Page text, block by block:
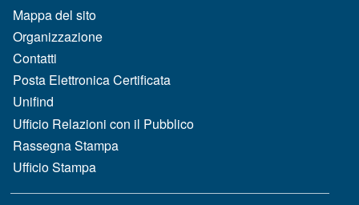
MENÙ FOOTER 1
Mappa del sito
Organizzazione
Contatti
Posta Elettronica Certificata
Unifind
Ufficio Relazioni con il Pubblico
Rassegna Stampa
Ufficio Stampa